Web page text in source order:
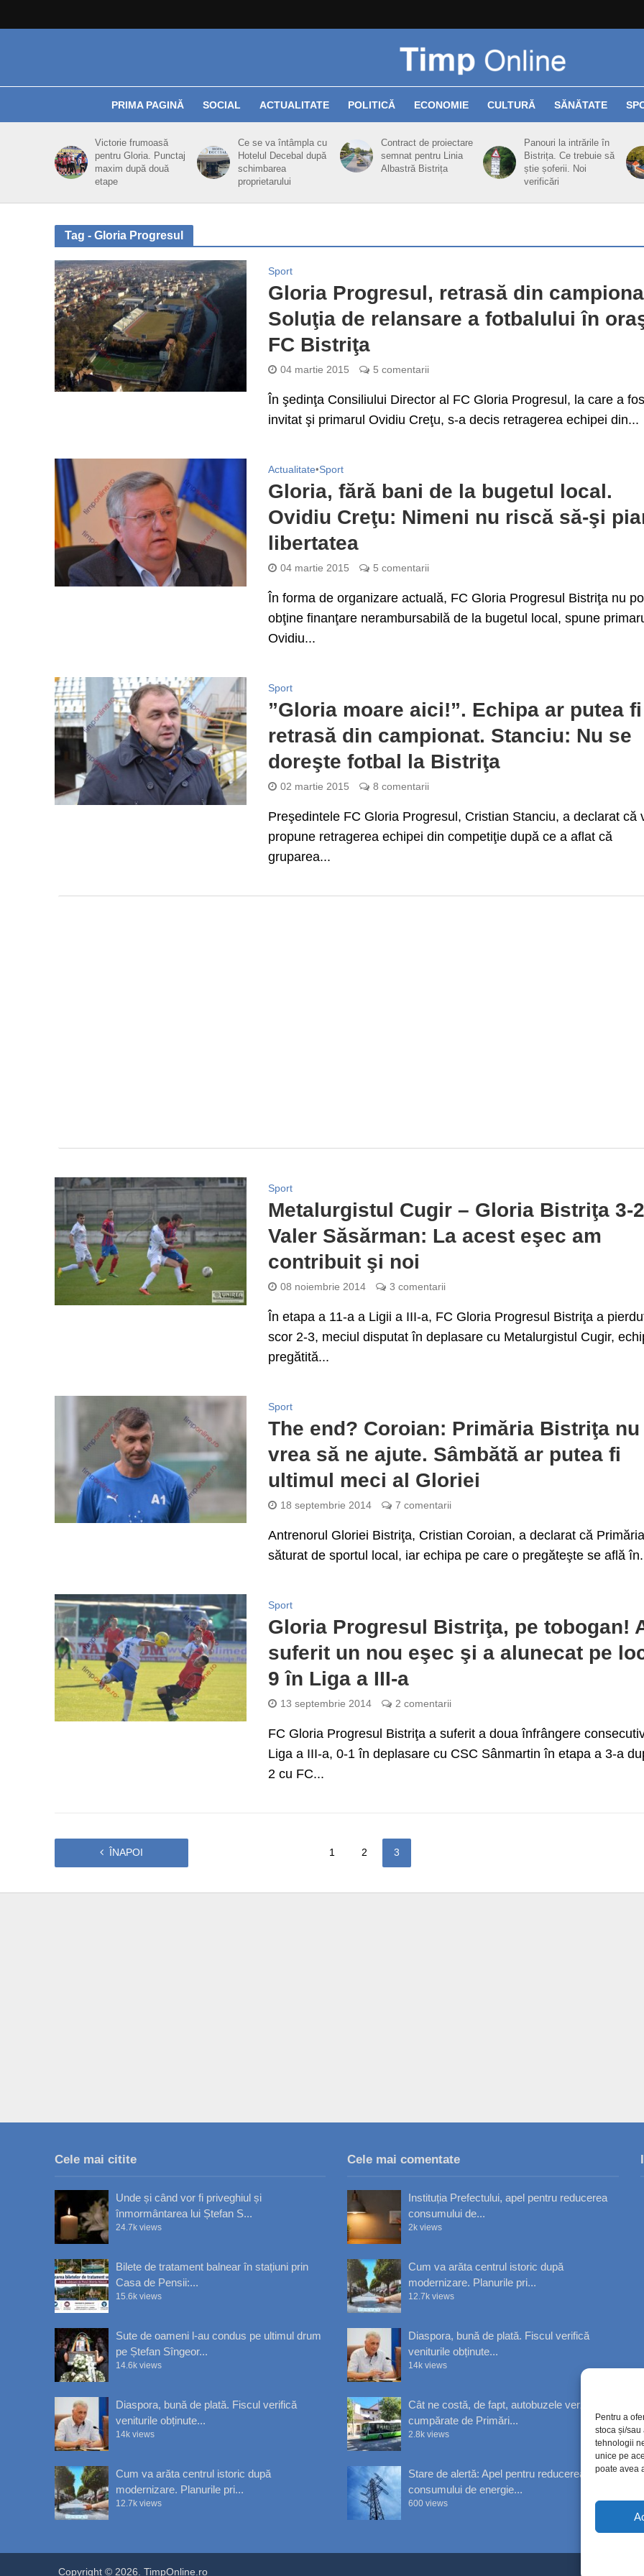
Pentru a
stoca și/sau
tehnologii
unice pe
poate avea
PRIMA PAGINĂ SOCIAL ACTUALITATE POLITICĂ ECONOMIE CULTURĂ SĂNĂTATE
Victorie frumoasă
pentru Gloria. Punctaj
maxim după două
etape
Ce se va întâmpla cu
Hotelul Decebal după
schimbarea
proprietarului
Contract de proiectare
semnat pentru Linia
Albastră Bistrița
Panouri la intrările în
Bistrița. Ce trebuie să
știe șoferii. Noi
verificări
Tag - Gloria Progresul
Sport
Gloria Progresul, retrasă din
Soluţia de relansare a fotbalului în
FC Bistriţa
04 martie 2015 5 comentarii
În şedinţa Consiliului Director al FC Gloria Progresul, la care a
invitat şi primarul Ovidiu Creţu, s-a decis retragerea echipei din...
Actualitate•Sport
Gloria, fără bani de la bugetul local.
Ovidiu Creţu: Nimeni nu riscă să-şi
libertatea
04 martie 2015 5 comentarii
În forma de organizare actuală, FC Gloria Progresul Bistriţa nu
obţine finanţare nerambursabilă de la bugetul local, spune
Ovidiu...
Sport
”Gloria moare aici!”. Echipa ar putea fi
retrasă din campionat. Stanciu: Nu se
doreşte fotbal la Bistriţa
02 martie 2015 8 comentarii
Preşedintele FC Gloria Progresul, Cristian Stanciu, a declarat că
propune retragerea echipei din competiţie după ce a aflat că
gruparea...
Sport
Metalurgistul Cugir – Gloria Bistriţa 3-
Valer Săsărman: La acest eşec am
contribuit şi noi
08 noiembrie 2014 3 comentarii
În etapa a 11-a a Ligii a III-a, FC Gloria Progresul Bistriţa a
scor 2-3, meciul disputat în deplasare cu Metalurgistul Cugir,
pregătită...
Sport
The end? Coroian: Primăria Bistriţa nu
vrea să ne ajute. Sâmbătă ar putea fi
ultimul meci al Gloriei
18 septembrie 2014 7 comentarii
Antrenorul Gloriei Bistriţa, Cristian Coroian, a declarat că
săturat de sportul local, iar echipa pe care o pregăteşte se află
Sport
Gloria Progresul Bistriţa, pe tobogan!
suferit un nou eşec şi a alunecat pe
9 în Liga a III-a
13 septembrie 2014 2 comentarii
FC Gloria Progresul Bistriţa a suferit a doua înfrângere
Liga a III-a, 0-1 în deplasare cu CSC Sânmartin în etapa a 3-a
2 cu FC...
ÎNAPOI 1 2 3
Cele mai citite
Unde și când vor fi priveghiul și
înmormântarea lui Ștefan S...
24.7k views
Bilete de tratament balnear în stațiuni prin
Casa de Pensii:...
15.6k views
Sute de oameni l-au condus pe ultimul drum
pe Ștefan Sîngeor...
14.6k views
Diaspora, bună de plată. Fiscul verifică
veniturile obținute...
14k views
Cum va arăta centrul istoric după
modernizare. Planurile pri...
12.7k views
Cele mai comentate
Instituția Prefectului, apel pentru reducerea
consumului de...
2k views
Cum va arăta centrul istoric după
modernizare. Planurile pri...
12.7k views
Diaspora, bună de plată. Fiscul verifică
veniturile obținute...
14k views
Cât ne costă, de fapt, autobuzele verzi
cumpărate de Primări...
2.8k views
Stare de alertă: Apel pentru reducerea
consumului de energie...
600 views
Copyright © 2026. TimpOnline.ro